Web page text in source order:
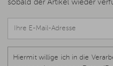
sobald der Artikel wieder
Hiermit willige ich in die